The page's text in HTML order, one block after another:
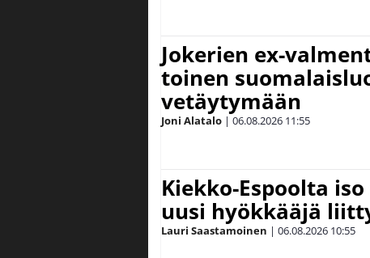
Jokerien ex-
toinen
vetäytymään
Joni Alatalo | 06.08.2026 11:55
Kiekko-Espoolta
uusi hyökkääjä
Lauri Saastamoinen | 06.08.2026 10:55